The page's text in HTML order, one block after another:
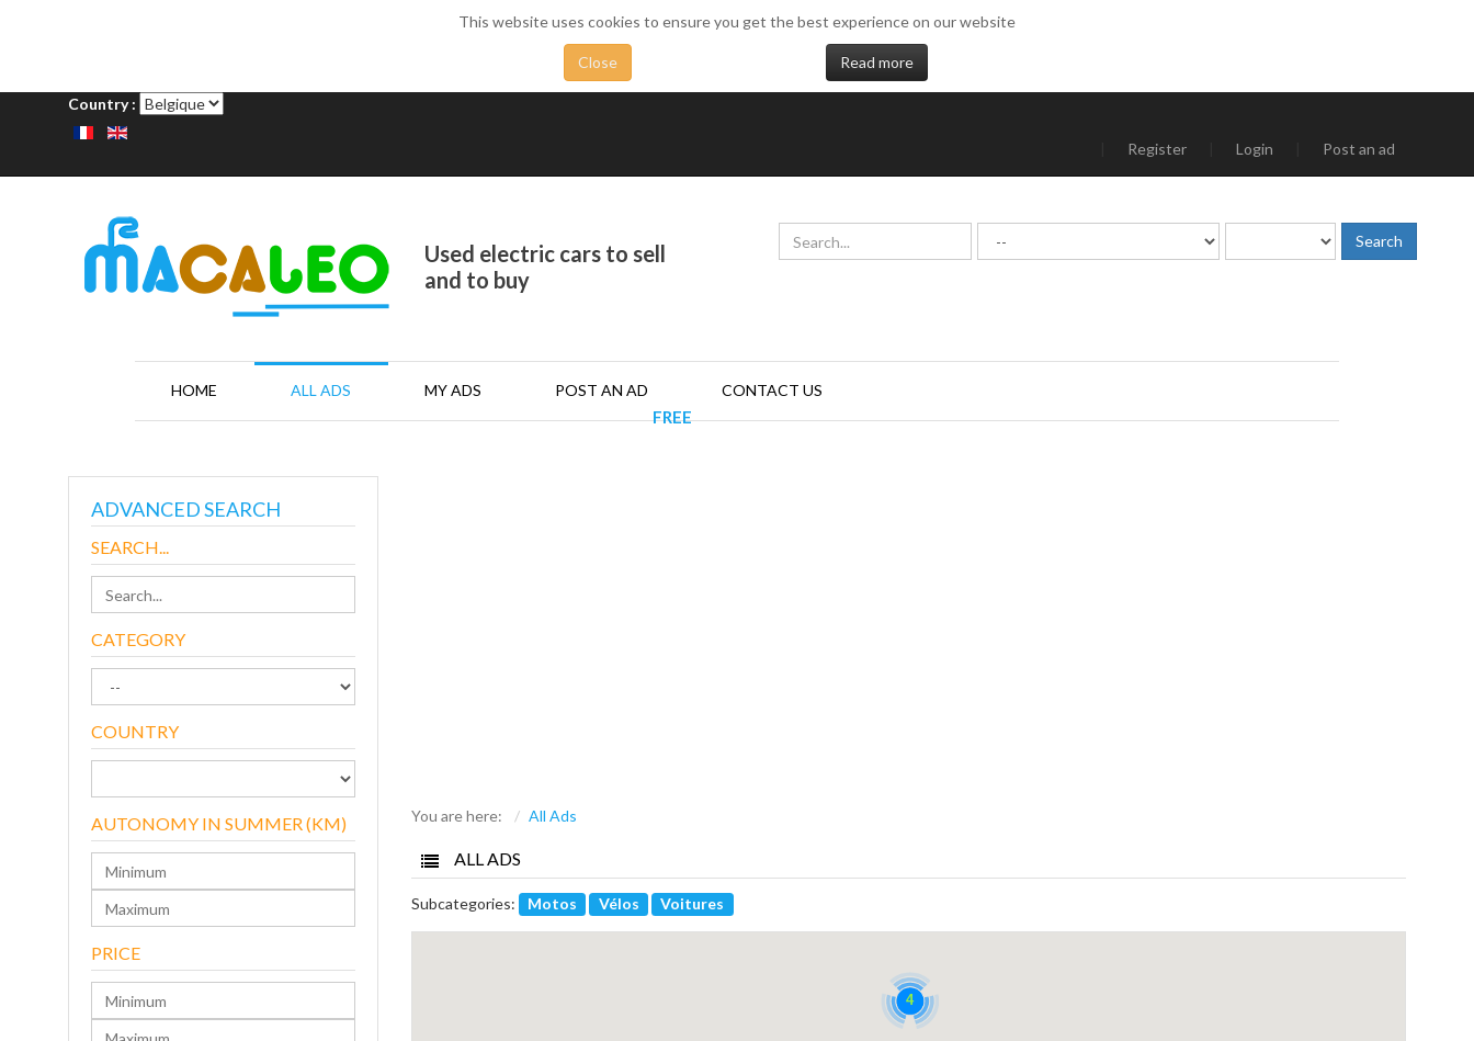
This website uses cookies to ensure you get the best experience on our website
Close Read more
Country :
Register Login Post an ad
Used electric cars to sell
and to buy
FREE
HOME ALL ADS MY ADS POST AN AD CONTACT US
ADVANCED SEARCH
SEARCH...
CATEGORY
COUNTRY
AUTONOMY IN SUMMER (KM)
PRICE
You are here: All Ads
ALL ADS
Subcategories: Motos Vélos Voitures
4